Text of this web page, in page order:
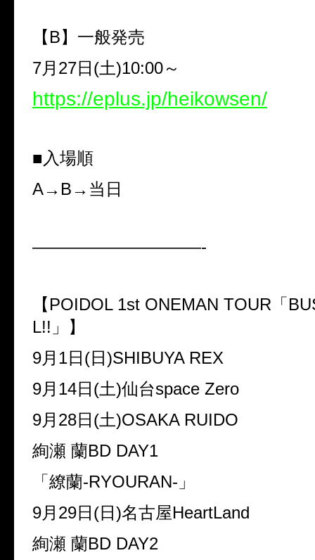
【 B】一般発売
7月 27日 (土)10:00～
https://eplus.jp/heikowsen/
■入場順
A→B→ 当日
——————————-
【 POIDOL 1st ONEMAN TOUR 「
L!! 」】
9月 1日 (日 )SHIBUYA REX
9月 14日 (土)仙台space Zero
9月 28日 (土)OSAKA RUIDO
絢瀬 蘭BD DAY1
「繚蘭-RYOURAN- 」
9月 29日 (日 )名古屋HeartLand
絢瀬 蘭BD DAY2